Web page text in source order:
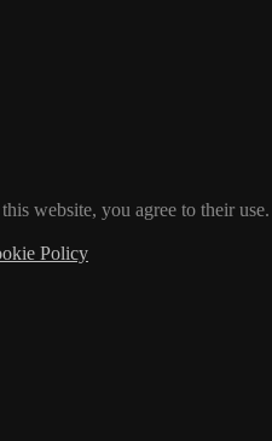
website, you agree to their use.
Policy